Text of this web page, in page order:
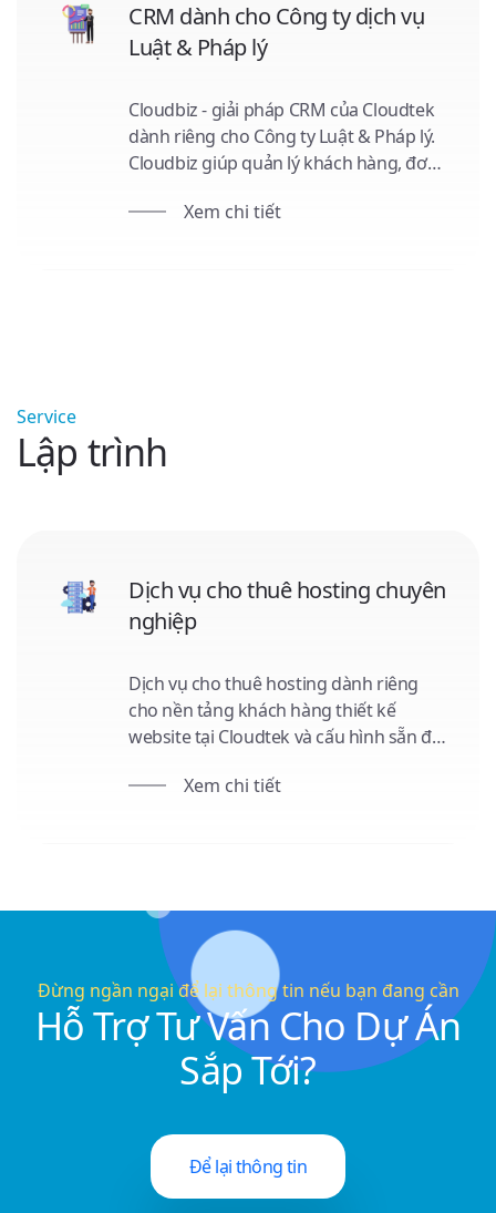
CRM dành cho Công ty dịch vụ
Luật & Pháp lý
Cloudbiz - giải pháp CRM của Cloudtek
dành riêng cho Công ty Luật & Pháp lý.
Cloudbiz giúp quản lý khách hàng, đơn
năng suất, minh bạch tài chính và quản
Xem chi tiết
Service
Lập trình
Dịch vụ cho thuê hosting chuyên
nghiệp
Dịch vụ cho thuê hosting dành riêng
cho nền tảng khách hàng thiết kế
website tại Cloudtek và cấu hình sẵn để
năng và tốc độ truy cập cao cho website
Xem chi tiết
Đừng ngần ngại để lại thông tin nếu bạn đang cần
Hỗ Trợ Tư Vấn Cho Dự Án
Sắp Tới?
Để lại thông tin